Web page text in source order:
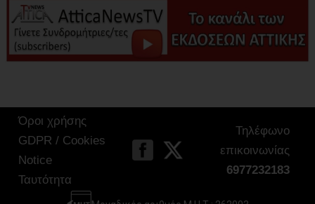
Όροι χρήσης
GDPR / Cookies
Notice
Ταυτότητα
Τηλέφωνο
επικοινωνίας
6977232183